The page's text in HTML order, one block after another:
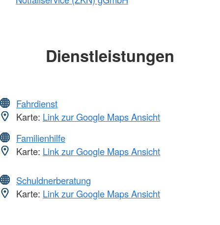
Dienstleistungen
Fahrdienst
Karte: Link zur Google Maps Ansicht
Familienhilfe
Karte: Link zur Google Maps Ansicht
Schuldnerberatung
Karte: Link zur Google Maps Ansicht